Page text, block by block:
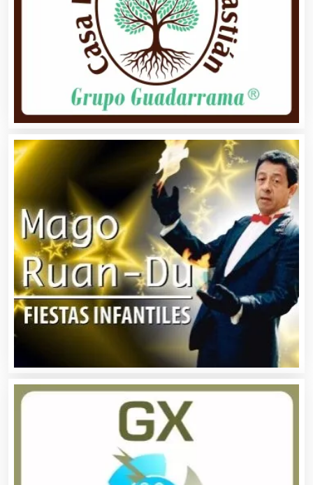
Alta Costura
Aluminio
Análisis Clínicos
Análisis de Aguas
Animadores de Eventos
Aparatos y Equipos Eléctricos
Arquitectos
Artes Gráficas